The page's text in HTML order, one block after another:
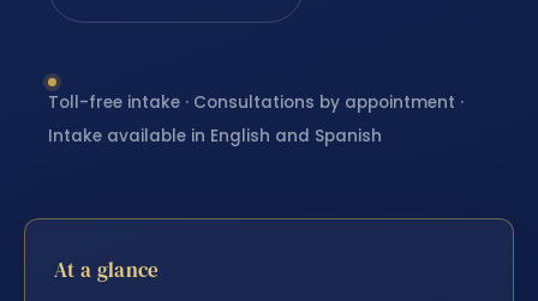
Toll-free intake · Consultations by appointment ·
Intake available in English and Spanish
At a glance